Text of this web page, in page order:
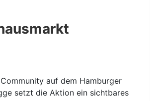
auf dem Hamburger
setzt die Aktion ein sichtbares